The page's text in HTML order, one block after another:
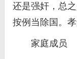
还是强奸，总
按例当除国。
家庭成员